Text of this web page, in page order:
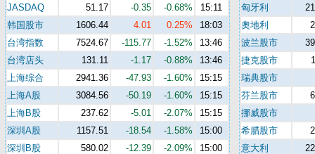
JASDAQ
51.17 -0.35 -0.68%
15:11
韩国股市
1606.44 4.01 0.25%
18:03
台湾指数
7524.67 -115.77 -1.52%
13:46
台湾店头
131.11 -1.17 -0.88%
13:46
上海综合
2941.36 -47.93 -1.60%
15:15
上海A股
3084.56 -50.19 -1.60%
15:15
上海B股
237.62 -5.01 -2.07%
15:15
深圳A股
1157.51 -18.54 -1.58%
15:00
深圳B股
580.02 -12.39 -2.09%
15:00
匈牙利
奧地利
波兰股市
捷克股市
瑞典股市
芬兰股市
挪威股市
希腊股市
意大利